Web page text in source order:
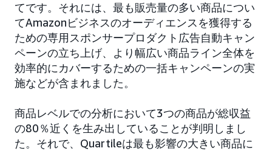
てです。それには、最も販売量の多い商品につい
てAmazonビジネスのオーディエンスを獲得する
ための専用スポンサープロダクト広告自動キャン
ペーンの立ち上げ、より幅広い商品ライン全体を
効率的にカバーするための一括キャンペーンの実
施などが含まれました。
商品レベルでの分析において3つの商品が総収益
の80％近くを生み出していることが判明しまし
た。それで、Quartileは最も影響の大きい商品に